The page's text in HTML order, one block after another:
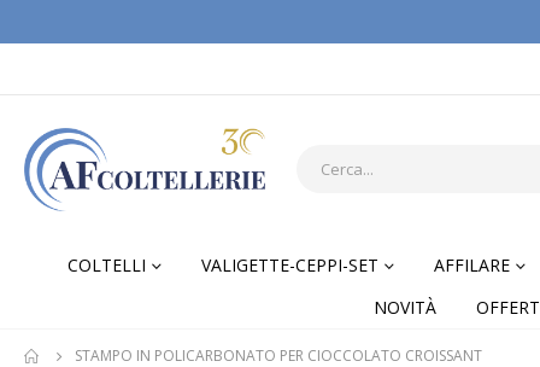
COLTELLI VALIGETTE-CEPPI-SET AFFILARE
NOVITÀ
STAMPO IN POLICARBONATO PER CIOCCOLATO CROISSANT